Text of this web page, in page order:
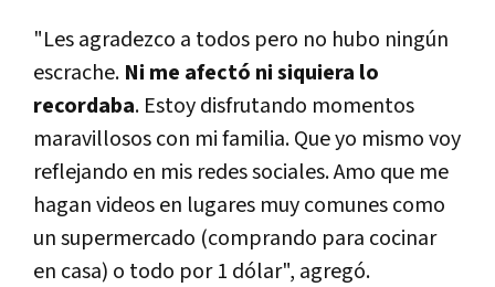
"Les agradezco a todos pero no hubo ningún
escrache. Ni me afectó ni siquiera lo
recordaba. Estoy disfrutando momentos
maravillosos con mi familia. Que yo mismo voy
reflejando en mis redes sociales. Amo que me
hagan videos en lugares muy comunes como
un supermercado (comprando para cocinar
en casa) o todo por 1 dólar", agregó.